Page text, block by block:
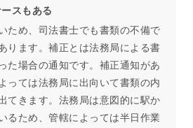
スもある
ため、司法書士でも書類の不備で
ります。補正とは法務局による書
た場合の通知です。補正通知があ
っては法務局に出向いて書類の内
てきます。法務局は意図的に駅か
るため、管轄によっては半日作業